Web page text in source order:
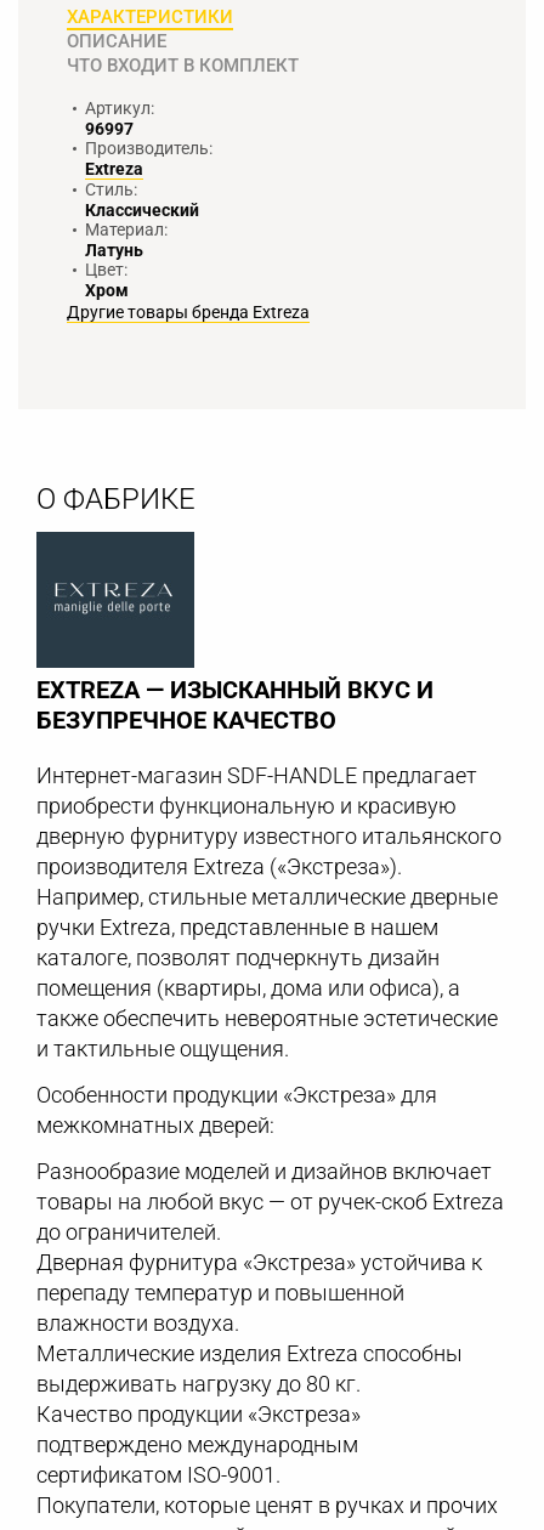
ХАРАКТЕРИСТИКИ
ОПИСАНИЕ
ЧТО ВХОДИТ В КОМПЛЕКТ
Артикул:
96997
Производитель:
Extreza
Стиль:
Классический
Материал:
Латунь
Цвет:
Хром
Другие товары бренда Extreza
О ФАБРИКЕ
EXTREZA — ИЗЫСКАННЫЙ ВКУС И
БЕЗУПРЕЧНОЕ КАЧЕСТВО
Интернет-магазин SDF-HANDLE предлагает
приобрести функциональную и красивую
дверную фурнитуру известного итальянского
производителя Extreza («Экстреза»).
Например, стильные металлические дверные
ручки Extreza, представленные в нашем
каталоге, позволят подчеркнуть дизайн
помещения (квартиры, дома или офиса), а
также обеспечить невероятные эстетические
и тактильные ощущения.
Особенности продукции «Экстреза» для
межкомнатных дверей:
Разнообразие моделей и дизайнов включает
товары на любой вкус — от ручек-скоб Extreza
до ограничителей.
Дверная фурнитура «Экстреза» устойчива к
перепаду температур и повышенной
влажности воздуха.
Металлические изделия Extreza способны
выдерживать нагрузку до 80 кг.
Качество продукции «Экстреза»
подтверждено международным
сертификатом ISO-9001.
Покупатели, которые ценят в ручках и прочих